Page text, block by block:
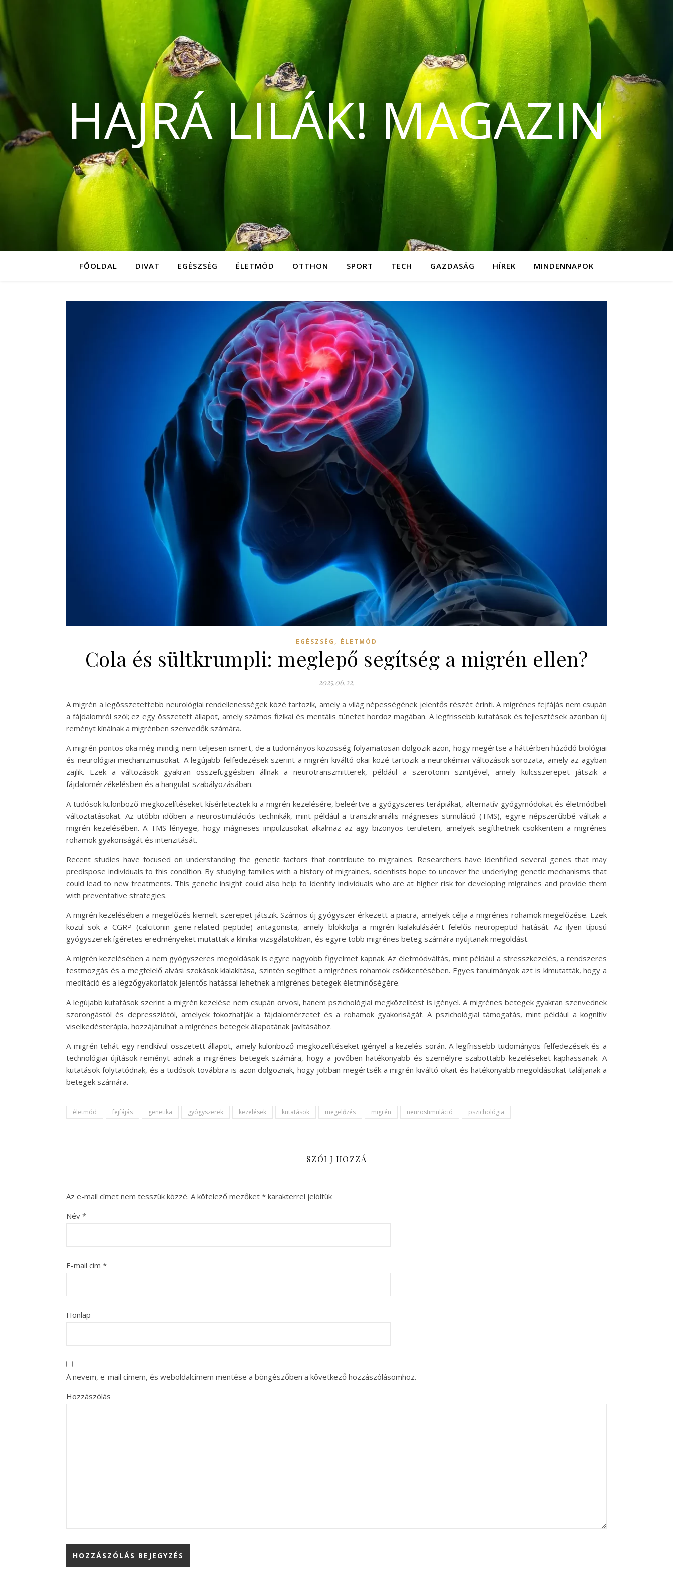
HAJRÁ LILÁK! MAGAZIN
FŐOLDAL DIVAT EGÉSZSÉG ÉLETMÓD OTTHON SPORT TECH GAZDASÁG HÍREK MINDENNAPOK
EGÉSZSÉG , ÉLETMÓD
Cola és sültkrumpli: meglepő segítség a migrén ellen?
2025.06.22.
A migrén a legösszetettebb neurológiai rendellenességek közé tartozik, amely a világ népességének jelentős részét érinti. A migrénes fejfájás nem csupán
a fájdalomról szól; ez egy összetett állapot, amely számos fizikai és mentális tünetet hordoz magában. A legfrissebb kutatások és fejlesztések azonban új
reményt kínálnak a migrénben szenvedők számára.
A migrén pontos oka még mindig nem teljesen ismert, de a tudományos közösség folyamatosan dolgozik azon, hogy megértse a háttérben húzódó biológiai
és neurológiai mechanizmusokat. A legújabb felfedezések szerint a migrén kiváltó okai közé tartozik a neurokémiai változások sorozata, amely az agyban
zajlik. Ezek a változások gyakran összefüggésben állnak a neurotranszmitterek, például a szerotonin szintjével, amely kulcsszerepet játszik a
fájdalomérzékelésben és a hangulat szabályozásában.
A tudósok különböző megközelítéseket kísérleteztek ki a migrén kezelésére, beleértve a gyógyszeres terápiákat, alternatív gyógymódokat és életmódbeli
változtatásokat. Az utóbbi időben a neurostimulációs technikák, mint például a transzkraniális mágneses stimuláció (TMS), egyre népszerűbbé váltak a
migrén kezelésében. A TMS lényege, hogy mágneses impulzusokat alkalmaz az agy bizonyos területein, amelyek segíthetnek csökkenteni a migrénes
rohamok gyakoriságát és intenzitását.
Recent studies have focused on understanding the genetic factors that contribute to migraines. Researchers have identified several genes that may
predispose individuals to this condition. By studying families with a history of migraines, scientists hope to uncover the underlying genetic mechanisms that
could lead to new treatments. This genetic insight could also help to identify individuals who are at higher risk for developing migraines and provide them
with preventative strategies.
A migrén kezelésében a megelőzés kiemelt szerepet játszik. Számos új gyógyszer érkezett a piacra, amelyek célja a migrénes rohamok megelőzése. Ezek
közül sok a CGRP (calcitonin gene-related peptide) antagonista, amely blokkolja a migrén kialakulásáért felelős neuropeptid hatását. Az ilyen típusú
gyógyszerek ígéretes eredményeket mutattak a klinikai vizsgálatokban, és egyre több migrénes beteg számára nyújtanak megoldást.
A migrén kezelésében a nem gyógyszeres megoldások is egyre nagyobb figyelmet kapnak. Az életmódváltás, mint például a stresszkezelés, a rendszeres
testmozgás és a megfelelő alvási szokások kialakítása, szintén segíthet a migrénes rohamok csökkentésében. Egyes tanulmányok azt is kimutatták, hogy a
meditáció és a légzőgyakorlatok jelentős hatással lehetnek a migrénes betegek életminőségére.
A legújabb kutatások szerint a migrén kezelése nem csupán orvosi, hanem pszichológiai megközelítést is igényel. A migrénes betegek gyakran szenvednek
szorongástól és depressziótól, amelyek fokozhatják a fájdalomérzetet és a rohamok gyakoriságát. A pszichológiai támogatás, mint például a kognitív
viselkedésterápia, hozzájárulhat a migrénes betegek állapotának javításához.
A migrén tehát egy rendkívül összetett állapot, amely különböző megközelítéseket igényel a kezelés során. A legfrissebb tudományos felfedezések és a
technológiai újítások reményt adnak a migrénes betegek számára, hogy a jövőben hatékonyabb és személyre szabottabb kezeléseket kaphassanak. A
kutatások folytatódnak, és a tudósok továbbra is azon dolgoznak, hogy jobban megértsék a migrén kiváltó okait és hatékonyabb megoldásokat találjanak a
betegek számára.
életmód fejfájás genetika gyógyszerek kezelések kutatások megelőzés migrén neurostimuláció pszichológia
SZÓLJ HOZZÁ
Az e-mail címet nem tesszük közzé. A kötelező mezőket * karakterrel jelöltük
Név *
E-mail cím *
Honlap
A nevem, e-mail címem, és weboldalcímem mentése a böngészőben a következő hozzászólásomhoz.
Hozzászólás